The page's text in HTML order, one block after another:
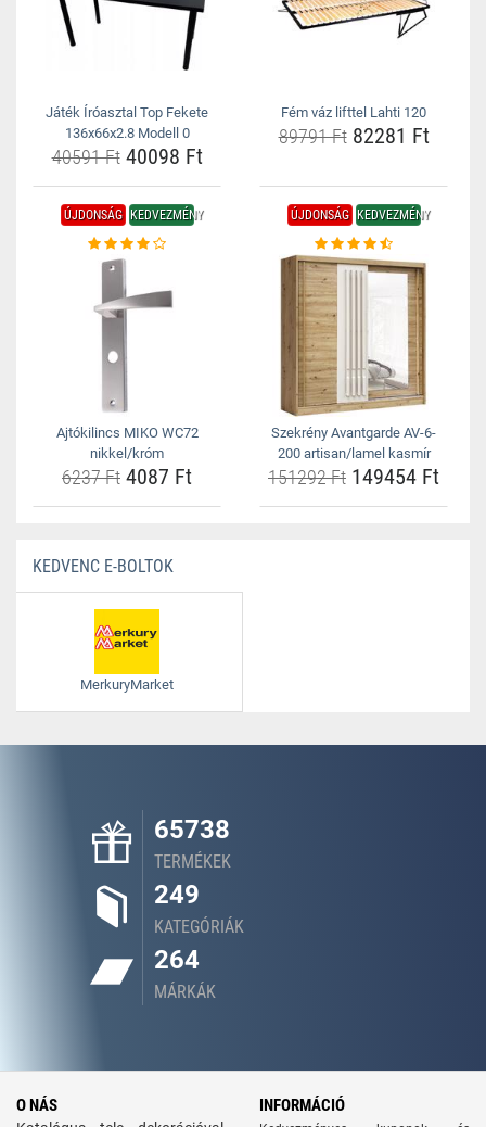
Játék Íróasztal Top Fekete
136x66x2.8 Modell 0
40591 Ft40098 Ft
Fém váz lifttel Lahti 120
89791 Ft82281 Ft
ÚJDONSÁG KEDVEZMÉNY
Ajtókilincs MIKO WC72
nikkel/króm
6237 Ft 4087 Ft
ÚJDONSÁG KEDVEZMÉNY
Szekrény Avantgarde AV-6-
200 artisan/lamel kasmír
151292 Ft 149454 Ft
KEDVENC E-BOLTOK
MerkuryMarket
65738
TERMÉKEK
249
KATEGÓRIÁK
264
MÁRKÁK
O NÁS INFORMÁCIÓ